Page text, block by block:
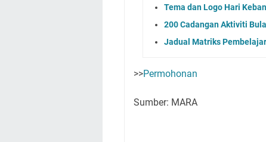
Tema dan Logo Hari
200 Cadangan Aktiviti
Jadual Matriks
>>Permohonan
Sumber: MARA